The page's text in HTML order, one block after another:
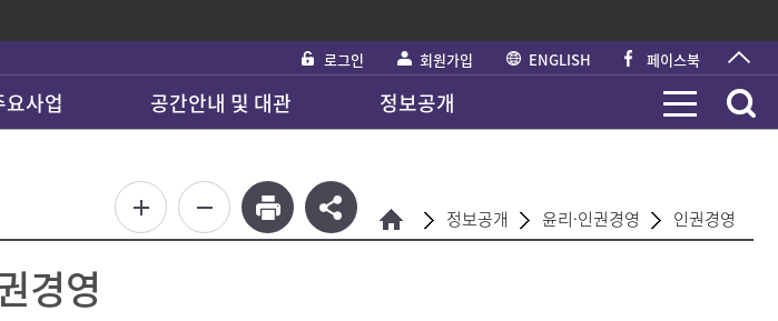
로그인 회원가입 ENGLISH 페이스북
요사업 공간안내 및 대관 정보공개
정보공개 윤리·인권경영 인권경영
경영